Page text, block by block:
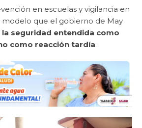
en escuelas y vigilancia en
que el gobierno de May
la seguridad entendida como
como reacción tardía.